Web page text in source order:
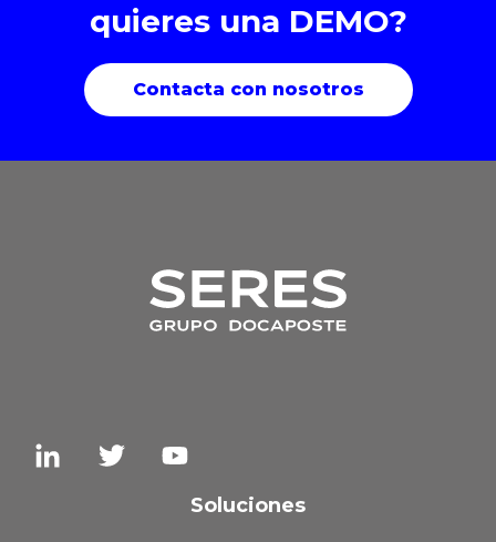
quieres una DEMO?
Contacta con nosotros
Soluciones